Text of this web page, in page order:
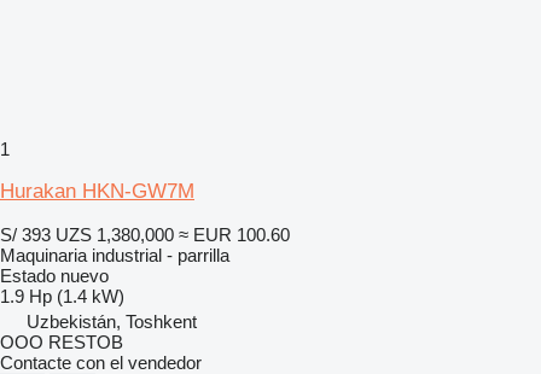
1
Hurakan HKN-GW7M
S/ 393 UZS 1,380,000 ≈ EUR 100.60
Maquinaria industrial - parrilla
Estado nuevo
1.9 Hp (1.4 kW)
Uzbekistán, Toshkent
OOO RESTOB
Contacte con el vendedor